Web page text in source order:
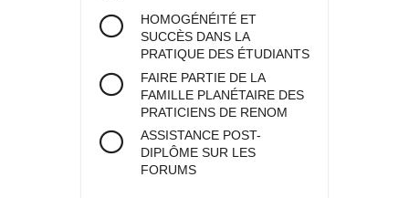
HOMOGÉNÉITÉ ET
SUCCÈS DANS LA
PRATIQUE DES ÉTUDIANTS
FAIRE PARTIE DE LA
FAMILLE PLANÉTAIRE DES
PRATICIENS DE RENOM
ASSISTANCE POST-
DIPLÔME SUR LES
FORUMS